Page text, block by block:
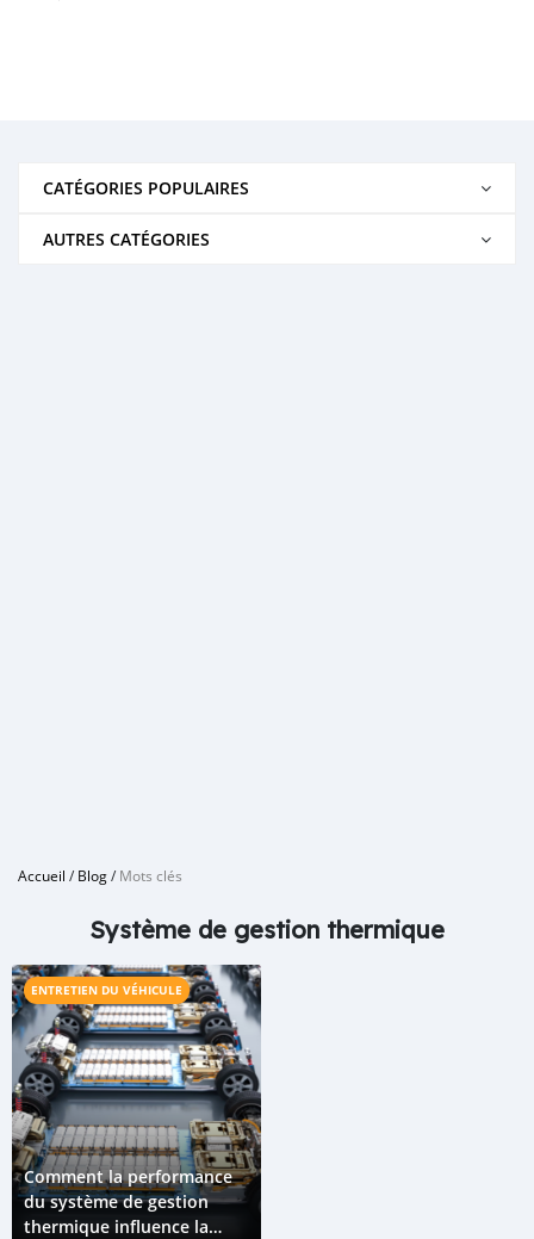
CATÉGORIES POPULAIRES
AUTRES CATÉGORIES
Accueil /Blog/Mots clés
Système de gestion thermique
ENTRETIEN DU VÉHICULE
Comment la performance
du système de gestion
thermique influence la